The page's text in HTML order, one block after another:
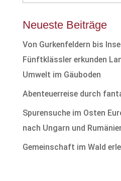
Neueste Beiträge
Von Gurkenfeldern bis
Fünftklässler erkunden
Umwelt im Gäuboden
Abenteuerreise durch
Spurensuche im Osten
nach Ungarn und
Gemeinschaft im Wald